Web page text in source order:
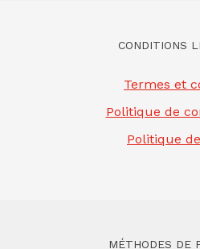
CONDITIONS
Termes et
Politique de
Politique
MÉTHODES DE